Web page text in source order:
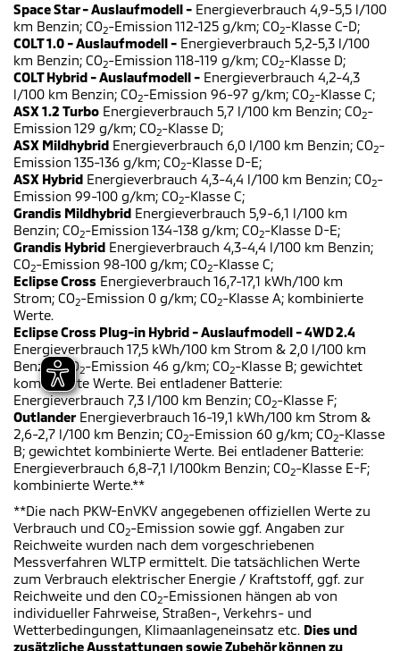
Space Star - Auslaufmodell - Energieverbrauch 4,9-5,5 l/100
km Benzin; CO2-Emission 112-125 g/km; CO2-Klasse C-D;
COLT 1.0 - Auslaufmodell - Energieverbrauch 5,2-5,3 l/100
km Benzin; CO2-Emission 118-119 g/km; CO2-Klasse D;
COLT Hybrid - Auslaufmodell - Energieverbrauch 4,2-4,3
l/100 km Benzin; CO2-Emission 96-97 g/km; CO2-Klasse C;
ASX 1.2 Turbo Energieverbrauch 5,7 l/100 km Benzin; CO2-
Emission 129 g/km; CO2-Klasse D;
ASX Mildhybrid Energieverbrauch 6,0 l/100 km Benzin; CO2-
Emission 135-136 g/km; CO2-Klasse D-E;
ASX Hybrid Energieverbrauch 4,3-4,4 l/100 km Benzin; CO2-
Emission 99-100 g/km; CO2-Klasse C;
Grandis Mildhybrid Energieverbrauch 5,9-6,1 l/100 km
Benzin; CO2-Emission 134-138 g/km; CO2-Klasse D-E;
Grandis Hybrid Energieverbrauch 4,3-4,4 l/100 km Benzin;
CO2-Emission 98-100 g/km; CO2-Klasse C;
Eclipse Cross Energieverbrauch 16,7-17,1 kWh/100 km
Strom; CO2-Emission 0 g/km; CO2-Klasse A; kombinierte
Werte.
Eclipse Cross Plug-in Hybrid - Auslaufmodell - 4WD 2.4
Energieverbrauch 17,5 kWh/100 km Strom & 2,0 l/100 km
Benzin; CO2-Emission 46 g/km; CO2-Klasse B; gewichtet
kombinierte Werte. Bei entladener Batterie:
Energieverbrauch 7,3 l/100 km Benzin; CO2-Klasse F;
Outlander Energieverbrauch 16-19,1 kWh/100 km Strom &
2,6-2,7 l/100 km Benzin; CO2-Emission 60 g/km; CO2-Klasse
B; gewichtet kombinierte Werte. Bei entladener Batterie:
Energieverbrauch 6,8-7,1 l/100km Benzin; CO2-Klasse E-F;
kombinierte Werte.**
**Die nach PKW-EnVKV angegebenen offiziellen Werte zu
Verbrauch und CO2-Emission sowie ggf. Angaben zur
Reichweite wurden nach dem vorgeschriebenen
Messverfahren WLTP ermittelt. Die tatsächlichen Werte
zum Verbrauch elektrischer Energie / Kraftstoff, ggf. zur
Reichweite und den CO2-Emissionen hängen ab von
individueller Fahrweise, Straßen-, Verkehrs- und
Wetterbedingungen, Klimaanlageneinsatz etc. Dies und
zusätzliche Ausstattungen sowie Zubehör können zu